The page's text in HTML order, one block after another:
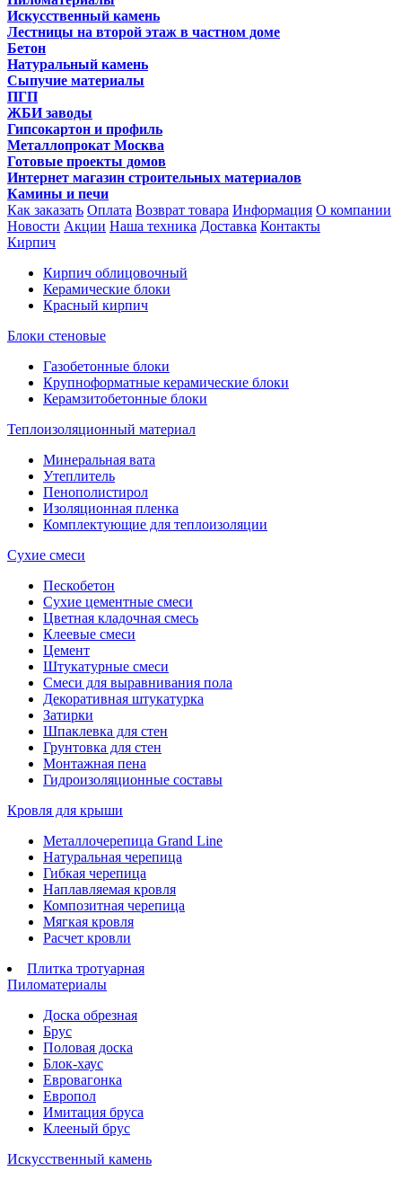
Искусственный камень
Лестницы на второй этаж в частном доме
Бетон
Натуральный камень
Сыпучие материалы
ПГП
ЖБИ заводы
Гипсокартон и профиль
Металлопрокат Москва
Готовые проекты домов
Интернет магазин строительных материалов
Камины и печи
Как заказать Оплата Возврат товара Информация О компании
Новости Акции Наша техника Доставка Контакты
Кирпич
Кирпич облицовочный
Керамические блоки
Красный кирпич
Блоки стеновые
Газобетонные блоки
Крупноформатные керамические блоки
Керамзитобетонные блоки
Теплоизоляционный материал
Минеральная вата
Утеплитель
Пенополистирол
Изоляционная пленка
Комплектующие для теплоизоляции
Сухие смеси
Пескобетон
Сухие цементные смеси
Цветная кладочная смесь
Клеевые смеси
Цемент
Штукатурные смеси
Смеси для выравнивания пола
Декоративная штукатурка
Затирки
Шпаклевка для стен
Грунтовка для стен
Монтажная пена
Гидроизоляционные составы
Кровля для крыши
Металлочерепица Grand Line
Натуральная черепица
Гибкая черепица
Наплавляемая кровля
Композитная черепица
Мягкая кровля
Расчет кровли
Плитка тротуарная
Пиломатериалы
Доска обрезная
Брус
Половая доска
Блок-хаус
Евровагонка
Европол
Имитация бруса
Клееный брус
Искусственный камень